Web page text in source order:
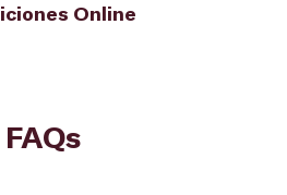
Online
FAQs